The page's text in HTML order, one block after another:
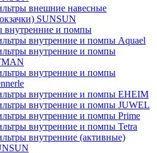
внешние навесные
SUNSUN
внутренние и помпы
внутренние и помпы Aquael
внутренние и помпы
внутренние и помпы
внутренние и помпы EHEIM
внутренние и помпы JUWEL
внутренние и помпы Prime
внутренние и помпы Tetra
внутренние (активные)